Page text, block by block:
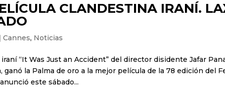
CLANDESTINA IRANÍ.
|Cannes, Noticias
“It Was Just an Accident” del director disidente Jafar
la Palma de oro a la mejor película de la 78 edición del
este sábado...